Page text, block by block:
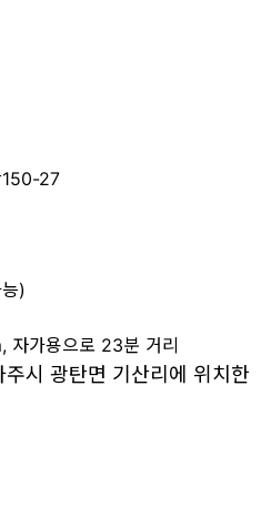
150-27
)
자가용으로 23분 거리
시 광탄면 기산리에 위치한